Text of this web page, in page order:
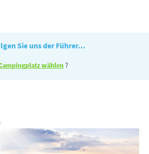
Sie uns der Führer...
wählen?